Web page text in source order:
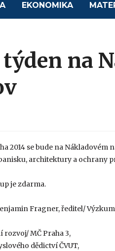
EKONOMIKA
na
2014 se bude na Nákladovém
architektury a ochrany
je zdarma.
Fragner, ředitel/
rozvoj/ MČ Praha 3,
dědictví ČVUT,